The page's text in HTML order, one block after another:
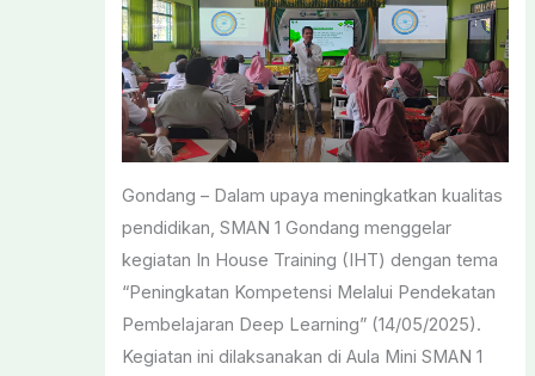
Gondang – Dalam upaya meningkatkan kualitas
pendidikan, SMAN 1 Gondang menggelar
kegiatan In House Training (IHT) dengan tema
“Peningkatan Kompetensi Melalui Pendekatan
Pembelajaran Deep Learning” (14/05/2025).
Kegiatan ini dilaksanakan di Aula Mini SMAN 1